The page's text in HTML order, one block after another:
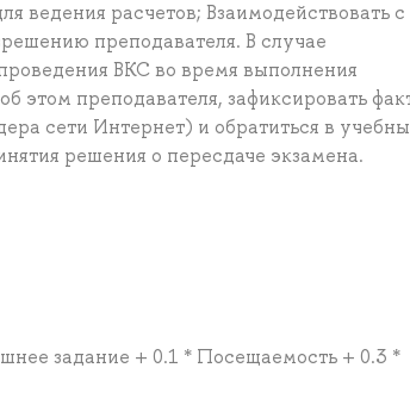
ведения расчетов; Взаимодействовать с
преподавателя. В случае
ВКС во время выполнения
этом преподавателя, зафиксировать
сети Интернет) и обратиться в
решения о пересдаче экзамена.
задание + 0.1 * Посещаемость + 0.3 *